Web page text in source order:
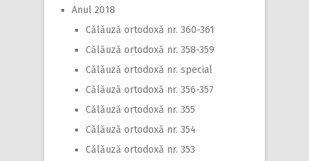
Anul 2018
Călăuză ortodoxă nr. 360-361
Călăuză ortodoxă nr. 358-359
Călăuză ortodoxă nr. special
Călăuză ortodoxă nr. 356-357
Călăuză ortodoxă nr. 355
Călăuză ortodoxă nr. 354
Călăuză ortodoxă nr. 353